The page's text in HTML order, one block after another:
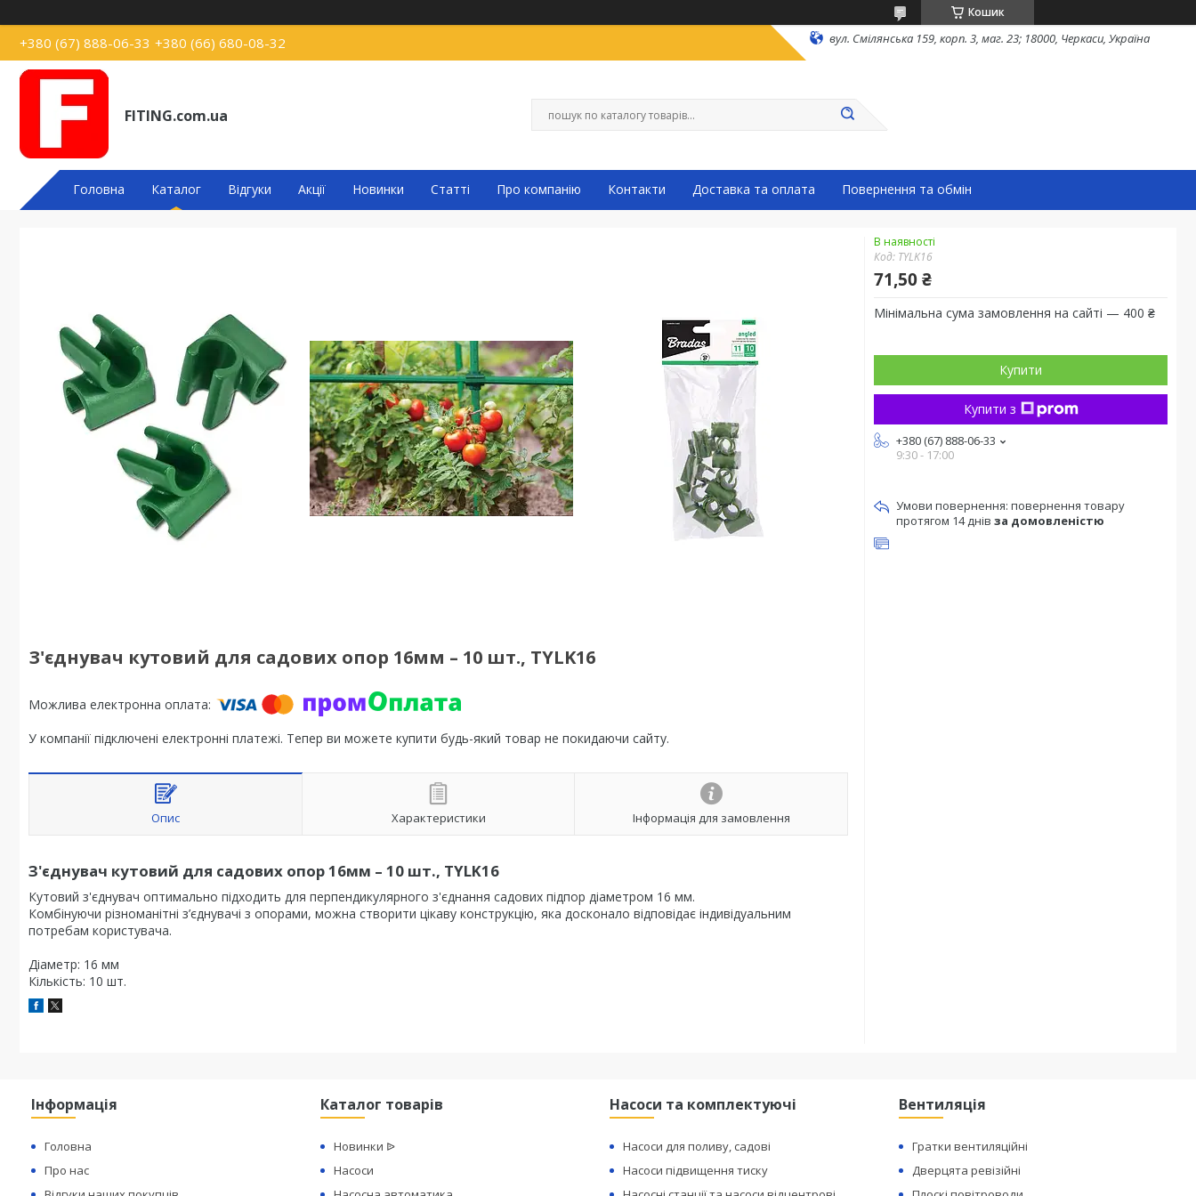
Кошик
+380 (67) 888-06-33 +380 (66) 680-08-32 вул. Смілянська 159, корп. 3, маг. 23; 18000, Черкаси, Україна
FITING.com.ua
Головна Каталог Відгуки Акції Новинки Статті Про компанію Контакти Доставка та оплата Повернення та обмін
З'єднувач кутовий для садових опор 16мм – 10 шт., TYLK16
У компанії підключені електронні платежі. Тепер ви можете купити будь-який товар не покидаючи сайту.
Опис Характеристики Інформація для замовлення
З'єднувач кутовий для садових опор 16мм – 10 шт., TYLK16
Кутовий з'єднувач оптимально підходить для перпендикулярного з'єднання садових підпор діаметром 16 мм.
Комбінуючи різноманітні з’єднувачі з опорами, можна створити цікаву конструкцію, яка досконало відповідає індивідуальним
потребам користувача.
Діаметр: 16 мм
Кількість: 10 шт.
В наявності
Код: TYLK16
71,50 ₴
Мінімальна сума замовлення на сайті — 400 ₴
Купити
Купити з
+380 (67) 888-06-33
9:30 - 17:00
повернення товару
протягом 14 днів за домовленістю
Інформація
Головна
Про нас
Каталог товарів
Новинки ᐉ
Насоси
Насоси та комплектуючі
Насоси для поливу, садові
Насоси підвищення тиску
Вентиляція
Гратки вентиляційні
Дверцята ревізійні